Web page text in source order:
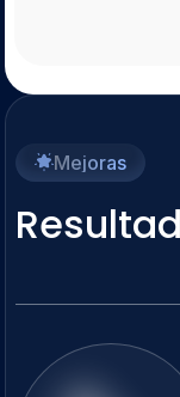
Mejoras